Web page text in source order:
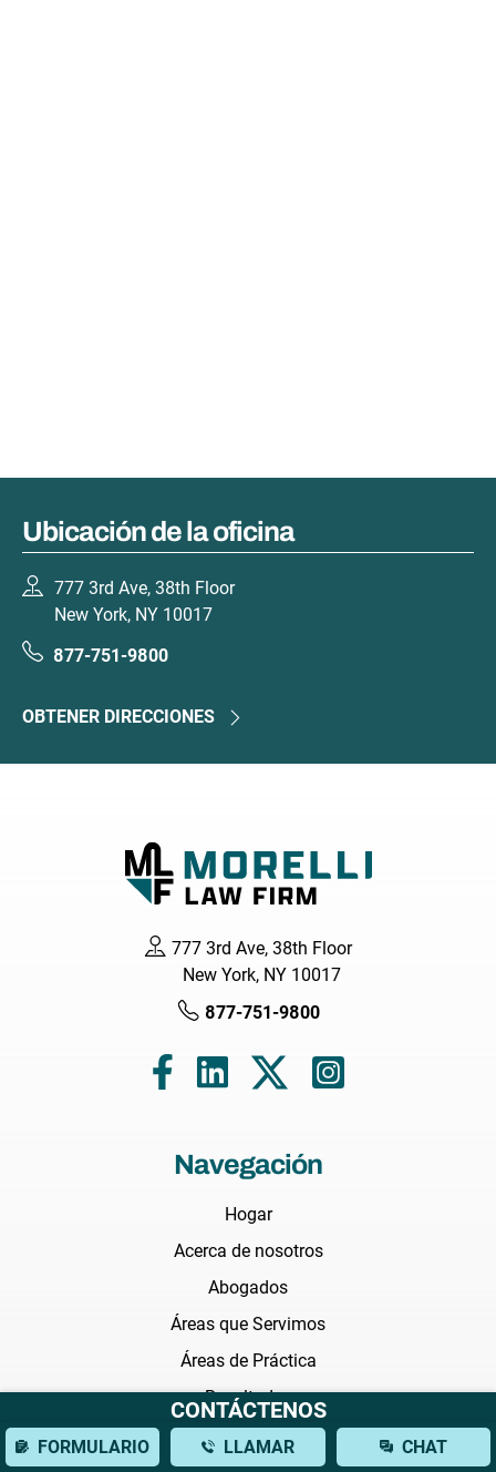
Ubicación de la oficina
777 3rd Ave, 38th Floor
New York, NY 10017
877-751-9800
OBTENER DIRECCIONES
777 3rd Ave, 38th Floor
New York, NY 10017
877-751-9800
Navegación
Hogar
Acerca de nosotros
Abogados
Áreas que Servimos
Áreas de Práctica
Resultados
Testimonios
CONTÁCTENOS
FORMULARIO LLAMAR CHAT